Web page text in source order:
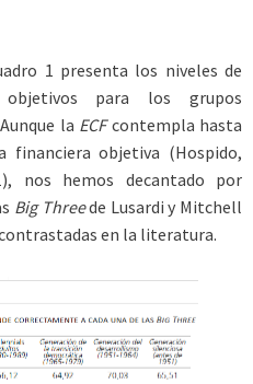
1 presenta los niveles de
objetivos para los grupos
la ECFcontempla hasta
financiera objetiva (Hospido,
nos hemos decantado por
Big Threede Lusardi y Mitchell
en la literatura.